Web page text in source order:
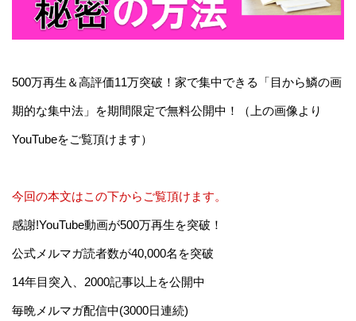
500万再生＆高評価11万突破！家で集中できる「目から鱗の画
期的な集中法」を期間限定で無料公開中！（上の画像より
YouTubeをご覧頂けます）
今回の本文はこの下からご覧頂けます。
感謝!YouTube動画が500万再生を突破！
公式メルマガ読者数が40,000名を突破
14年目突入、2000記事以上を公開中
毎晩メルマガ配信中(3000日連続)